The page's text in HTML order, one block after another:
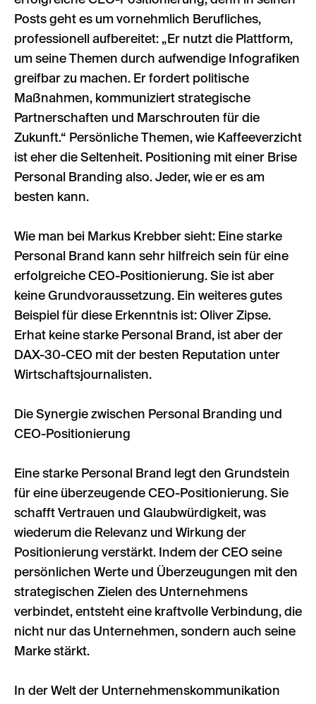
Posts geht es um vornehmlich Berufliches,
professionell aufbereitet: „Er nutzt die Plattform,
um seine Themen durch aufwendige Infografiken
greifbar zu machen. Er fordert politische
Maßnahmen, kommuniziert strategische
Partnerschaften und Marschrouten für die
Zukunft.“ Persönliche Themen, wie Kaffeeverzicht
ist eher die Seltenheit. Positioning mit einer Brise
Personal Branding also. Jeder, wie er es am
besten kann.
Wie man bei Markus Krebber sieht: Eine starke
Personal Brand kann sehr hilfreich sein für eine
erfolgreiche CEO-Positionierung. Sie ist aber
keine Grundvoraussetzung. Ein weiteres gutes
Beispiel für diese Erkenntnis ist: Oliver Zipse.
Erhat keine starke Personal Brand, ist aber der
DAX-30-CEO mit der besten Reputation unter
Wirtschaftsjournalisten.
Die Synergie zwischen Personal Branding und
CEO-Positionierung
Eine starke Personal Brand legt den Grundstein
für eine überzeugende CEO-Positionierung. Sie
schafft Vertrauen und Glaubwürdigkeit, was
wiederum die Relevanz und Wirkung der
Positionierung verstärkt. Indem der CEO seine
persönlichen Werte und Überzeugungen mit den
strategischen Zielen des Unternehmens
verbindet, entsteht eine kraftvolle Verbindung, die
nicht nur das Unternehmen, sondern auch seine
Marke stärkt.
In der Welt der Unternehmenskommunikation